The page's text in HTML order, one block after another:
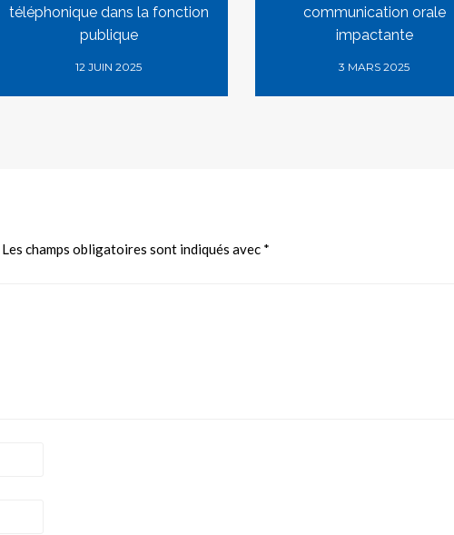
téléphonique dans la fonction
publique
12 JUIN 2025
communication orale
impactante
3 MARS 2025
Les champs obligatoires sont indiqués avec *